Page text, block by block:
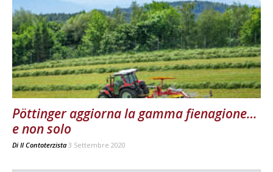
Pöttinger aggiorna la gamma fienagione…
e non solo
Di Il Contoterzista 3 Settembre 2020